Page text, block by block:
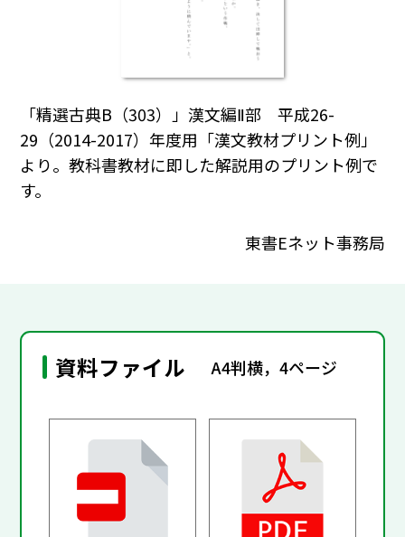
「精選古典B（303）」漢文編Ⅱ部 平成26-
29（2014-2017）年度用「漢文教材プリント例」
より。教科書教材に即した解説用のプリント例で
す。
東書Eネット事務局
資料ファイル A4判横，4ページ